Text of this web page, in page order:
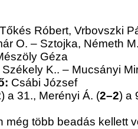
Róbert, Vrbovszki
O. – Sztojka, Németh
Géza
K.. – Mucsányi
Csábi József
) a 31., Merényi Á. (2–2) a
több beadás kellett